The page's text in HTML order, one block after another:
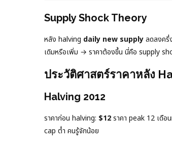
Supply Shock Theory
หลัง halving daily new supplyลดลงครึ่
เดิมหรือเพิ่ม → ราคาต้องขึ้น นี่คือ supply
ประวัติศาสตร์ราคาหลัง
Halving 2012
ราคาก่อน halving: $12ราคา peak 12 เดื
cap ต่ำ คนรู้จักน้อย